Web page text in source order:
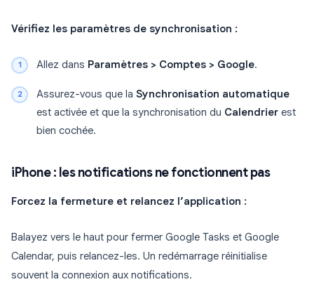
Vérifiez les paramètres de synchronisation :
Allez dans Paramètres > Comptes > Google.
Assurez-vous que la Synchronisation automatique
est activée et que la synchronisation du Calendrier est
bien cochée.
iPhone : les notifications ne fonctionnent pas
Forcez la fermeture et relancez l’application :
Balayez vers le haut pour fermer Google Tasks et Google
Calendar, puis relancez-les. Un redémarrage réinitialise
souvent la connexion aux notifications.